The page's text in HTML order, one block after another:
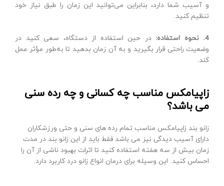
و آسیب شما دارد، بنابراین می‌توانید این زمان را طبق نیاز خود
تنظیم کنید.
در حین استفاده از دستگاه، سعی کنید در
وضعیت راحتی قرار بگیرید و به آن زمان بدهید تا به‌طور مؤثر عمل
کند.
زاپیامکس مناسب چه کسانی و چه رده سنی
می باشد؟
زانو بند زاپیامکس مناسب تمام رده های سنی و حتی ورزشکاران
دارای آسیب دیدگی نیز می باشد فقط باید از این زانو بند در مدت
زمان بیش از سه هفته استفاده کنید تا اثرات بهبود ناشی از آن را
احساس کنید. این وسیله برای درمان انواع زانو درد کاربرد دارد.